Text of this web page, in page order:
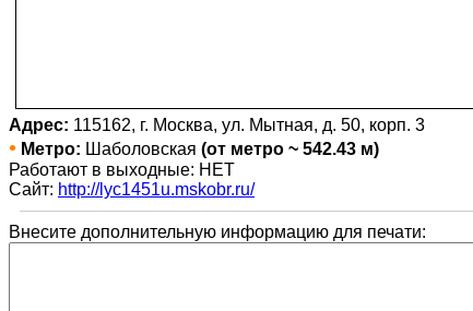
Адрес: 115162, г. Москва, ул. Мытная, д. 50, корп. 3
• Метро: Шаболовская (от метро ~ 542.43 м)
Работают в выходные: НЕТ
Сайт: http://lyc1451u.mskobr.ru/
Внесите дополнительную информацию для печати: